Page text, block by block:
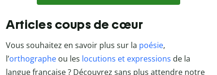
Articles coups de cœur
Vous souhaitez en savoir plus sur la poésie,
l’orthographe ou les locutions et expressions de la
langue française ? Découvrez sans plus attendre notre